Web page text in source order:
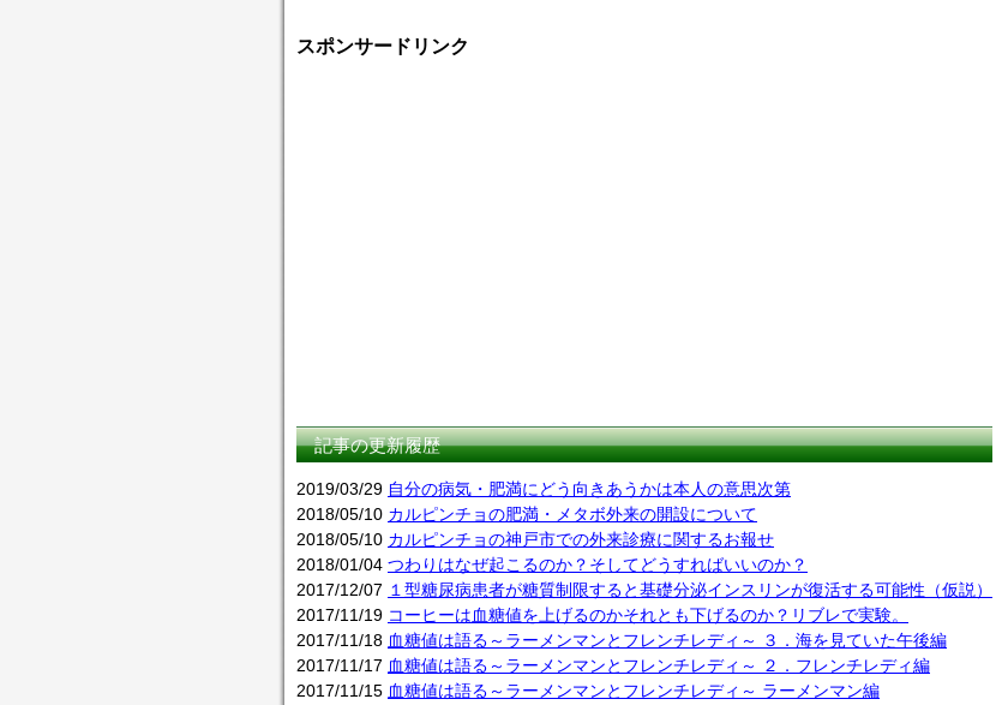
スポンサードリンク
記事の更新履歴
2019/03/29 自分の病気・肥満にどう向きあうかは本人の意思次第
2018/05/10 カルピンチョの肥満・メタボ外来の開設について
2018/05/10 カルピンチョの神戸市での外来診療に関するお報せ
2018/01/04 つわりはなぜ起こるのか？そしてどうすればいいのか？
2017/12/07 １型糖尿病患者が糖質制限すると基礎分泌インスリンが復活する可能性（仮説）
2017/11/19 コーヒーは血糖値を上げるのかそれとも下げるのか？リブレで実験。
2017/11/18 血糖値は語る～ラーメンマンとフレンチレディ～ ３．海を見ていた午後編
2017/11/17 血糖値は語る～ラーメンマンとフレンチレディ～ ２．フレンチレディ編
2017/11/15 血糖値は語る～ラーメンマンとフレンチレディ～ ラーメンマン編